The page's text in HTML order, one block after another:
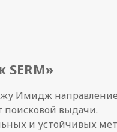
Имидж
поисковой выдачи.
и устойчивых